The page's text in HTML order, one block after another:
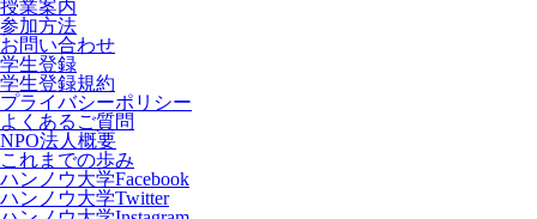
授業案内
参加方法
お問い合わせ
学生登録
学生登録規約
プライバシーポリシー
よくあるご質問
NPO法人概要
これまでの歩み
ハンノウ大学Facebook
ハンノウ大学Twitter